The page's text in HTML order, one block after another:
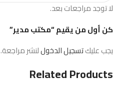
لا توجد مراجعات بعد.
كن أول من يقيم “مكتب مدير”
يجب عليكتسجيل الدخوللنشر مراجعة.
Related Products